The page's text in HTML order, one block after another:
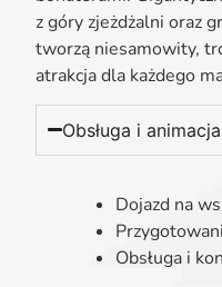
z góry zjeżdżalni oraz
tworzą niesamowity,
atrakcja dla każdego
Obsługa i animacja
Dojazd na
Obsługa i